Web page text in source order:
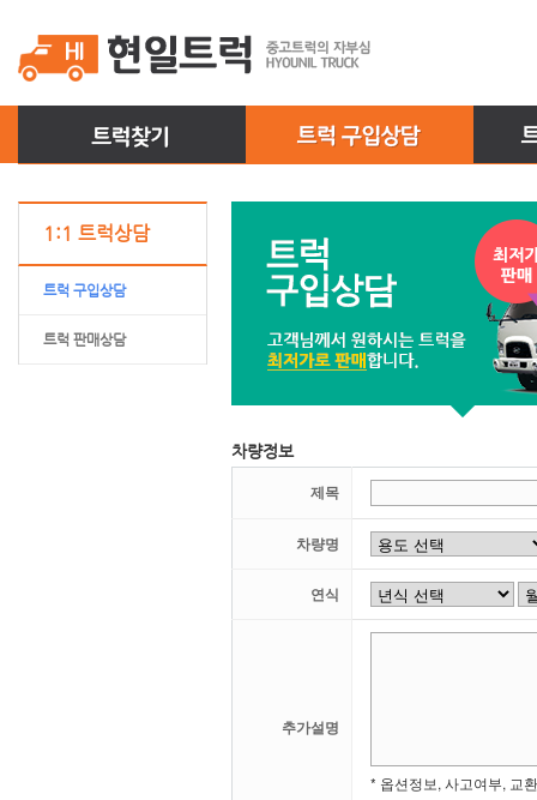
1:1 트럭상담
트럭 구입상담
트럭 판매상담
차량정보
제목
차량명
연식
추가설명
* 옵션정보, 사고여부, 교